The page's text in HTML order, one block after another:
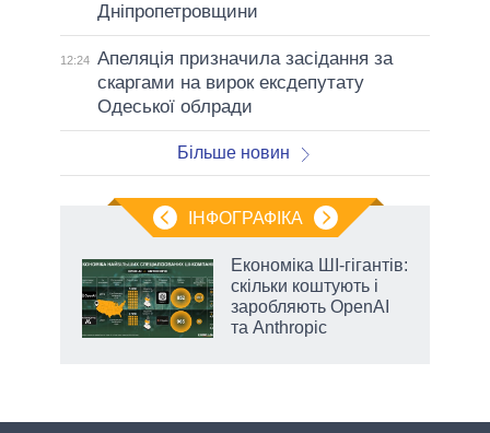
Дніпропетровщини
12:24 Апеляція призначила засідання за
скаргами на вирок ексдепутату
Одеської облради
Більше новин
ІНФОГРАФІКА
Економіка ШІ-гігантів:
скільки коштують і
заробляють OpenAI
та Anthropic